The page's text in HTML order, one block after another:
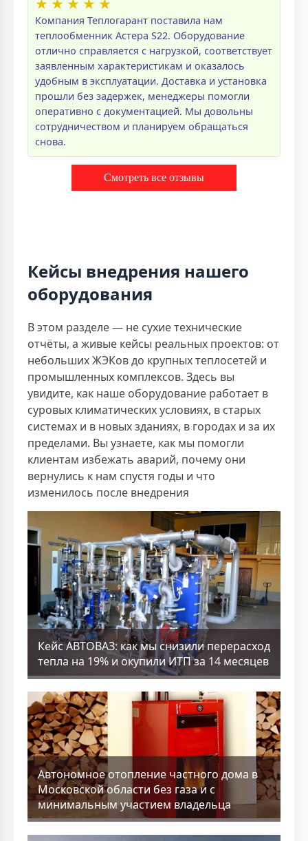
Компания Теплогарант поставила нам
теплообменник Астера S22. Оборудование
отлично справляется с нагрузкой, соответствует
заявленным характеристикам и оказалось
удобным в эксплуатации. Доставка и установка
прошли без задержек, менеджеры помогли
оперативно с документацией. Мы довольны
сотрудничеством и планируем обращаться
снова.
Смотреть все отзывы
Кейсы внедрения нашего
оборудования
В этом разделе — не сухие технические
отчёты, а живые кейсы реальных проектов: от
небольших ЖЭКов до крупных теплосетей и
промышленных комплексов. Здесь вы
увидите, как наше оборудование работает в
суровых климатических условиях, в старых
системах и в новых зданиях, в городах и за их
пределами. Вы узнаете, как мы помогли
клиентам избежать аварий, почему они
вернулись к нам спустя годы и что
изменилось после внедрения
Кейс АВТОВАЗ: как мы снизили перерасход
тепла на 19% и окупили ИТП за 14 месяцев
Aвтономное отопление частного дома в
Московской области без газа и с
минимальным участием владельца